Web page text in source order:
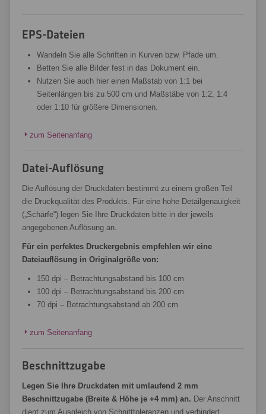
EPS-Dateien
Wandeln Sie alle Schriften in Kurven bzw. Pfade um.
Betten Sie alle Bilder fest in das Dokument ein.
Nutzen Sie auch hier einen Maßstab von 1:1 bei
Seitenlängen bis zu 500 cm und Maßstäbe von 1:2, 1:4
oder 1:10 für größere Dimensionen.
zum Seitenanfang
Datei-Auflösung
Die Auflösung der Druckdaten bestimmt zu einem großen Teil
die Druckqualität des Produkts. Für eine hohe Detailgenauigkeit
(„Schärfe“) legen Sie Ihre Druckdaten bitte in der jeweils
angegebenen Auflösung an.
Für ein perfektes Druckergebnis empfehlen wir eine
Dateiauflösung in Originalgröße von:
150 dpi – Betrachtungsabstand bis 100 cm
100 dpi – Betrachtungsabstand bis 200 cm
70 dpi – Betrachtungsabstand ab 200 cm
zum Seitenanfang
Beschnittzugabe
Legen Sie Ihre Druckdaten mit umlaufend 2 mm
Beschnittzugabe (Breite & Höhe je +4 mm) an. Der Anschnitt
dient zum Ausgleich von Schnitttoleranzen und verhindert